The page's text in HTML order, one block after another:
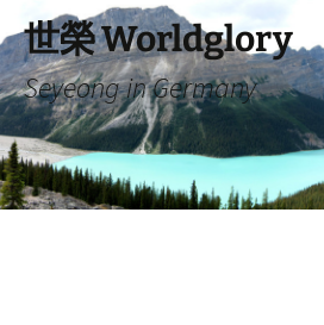
to
content
世榮 Worldglory
Seyeong in Germany